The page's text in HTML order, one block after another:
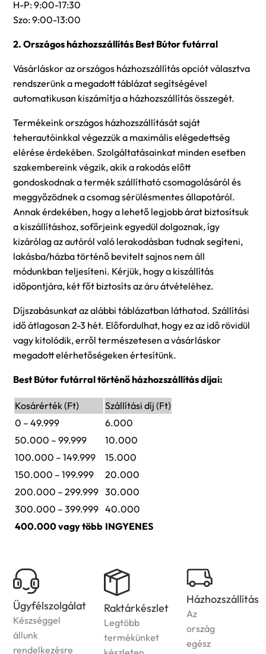
H-P: 9:00-17:30
Szo: 9:00-13:00
2. Országos házhozszállítás Best Bútor futárral
Vásárláskor az országos házhozszállítás opciót választva
rendszerünk a megadott táblázat segítségével
automatikusan kiszámítja a házhozszállítás összegét.
Termékeink országos házhozszállítását saját
teherautóinkkal végezzük a maximális elégedettség
elérése érdekében. Szolgáltatásainkat minden esetben
szakembereink végzik, akik a rakodás előtt
gondoskodnak a termék szállítható csomagolásáról és
meggyőzödnek a csomag sérülésmentes állapotáról.
Annak érdekében, hogy a lehető legjobb árat biztosítsuk
a kiszállításhoz, sofőrjeink egyedül dolgoznak, így
kizárólag az autóról való lerakodásban tudnak segíteni,
lakásba/házba történő bevitelt sajnos nem áll
módunkban teljesíteni. Kérjük, hogy a kiszállítás
időpontjára, két főt biztosíts az áru átvételéhez.
Díjszabásunkat az alábbi táblázatban láthatod. Szállítási
idő átlagosan 2-3 hét. Előfordulhat, hogy ez az idő rövidül
vagy kitolódik, erről természetesen a vásárláskor
megadott elérhetőségeken értesítünk.
Best Bútor futárral történő házhozszállítás díjai:
Kosárérték (Ft)
Szállítási díj (Ft)
0 – 49.999
6.000
50.000 – 99.999
10.000
100.000 – 149.999
15.000
150.000 – 199.999
20.000
200.000 – 299.999 30.000
300.000 – 399.999 40.000
400.000 vagy több INGYENES
Ügyfélszolgálat
Készséggel
állunk
rendelkezésre
Raktárkészlet
Legtöbb
termékünket
Házhozszállítás
Az
ország
egész